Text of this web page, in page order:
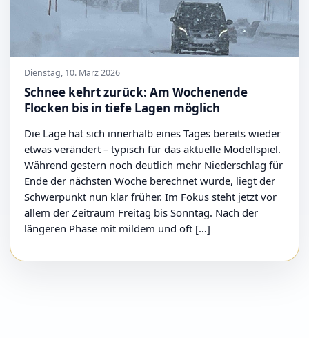
Dienstag, 10. März 2026
Schnee kehrt zurück: Am Wochenende
Flocken bis in tiefe Lagen möglich
Die Lage hat sich innerhalb eines Tages bereits wieder
etwas verändert – typisch für das aktuelle Modellspiel.
Während gestern noch deutlich mehr Niederschlag für
Ende der nächsten Woche berechnet wurde, liegt der
Schwerpunkt nun klar früher. Im Fokus steht jetzt vor
allem der Zeitraum Freitag bis Sonntag. Nach der
längeren Phase mit mildem und oft […]